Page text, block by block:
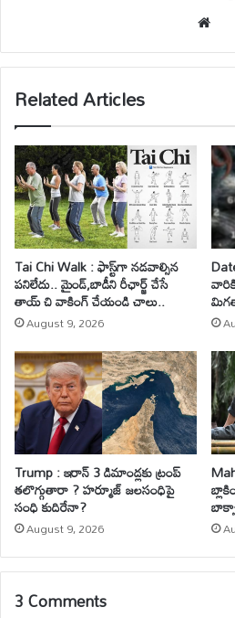
bsi
te
Related Articles
Tai Chi Walk : ఫాస్ట్‌గా నడవాల్సిన
పనిలేదు.. మైండ్‌,బాడీని రీఛార్జ్ చేసే
తాయ్ చి వాకింగ్‌ చేయండి చాలు..
August 9, 2026
Trump : ఇరాన్ 3 డిమాండ్లకు ట్రంప్
తలొగ్గుతారా ? హర్మూజ్ జలసంధిపై
సంధి కుదిరేనా?
August 9, 2026
3 Comments